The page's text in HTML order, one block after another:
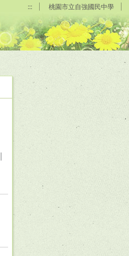
::: 桃園市立自強國民中學
|